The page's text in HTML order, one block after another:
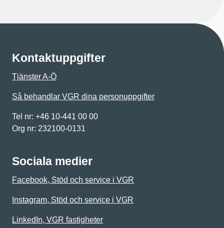
Kontaktuppgifter
Tjänster A-Ö
Så behandlar VGR dina personuppgifter
Tel nr: +46 10-441 00 00
Org nr: 232100-0131
Sociala medier
Facebook, Stöd och service i VGR
Instagram, Stöd och service i VGR
LinkedIn, VGR fastigheter